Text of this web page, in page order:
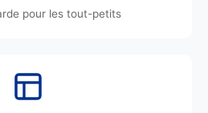
pour les tout-petits